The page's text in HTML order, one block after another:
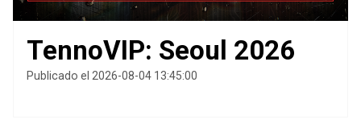
TennoVIP: Seoul 2026
Publicado el 2026-08-04 13:45:00